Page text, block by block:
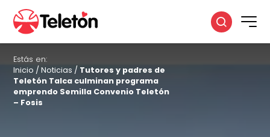
Estás en:
Inicio /Noticias / Tutores y padres de
Teletón Talca culminan programa
emprendo Semilla Convenio Teletón
– Fosis